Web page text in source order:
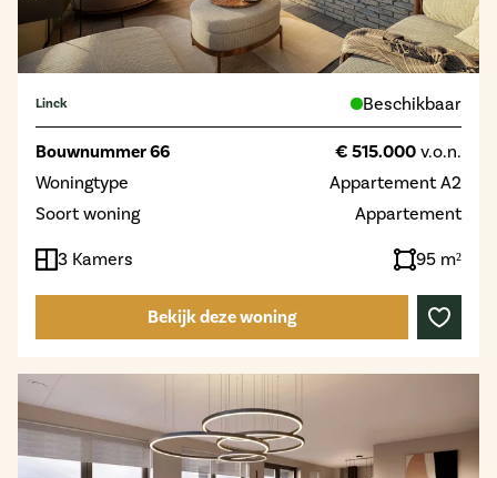
Linck Beschikbaar
Bouwnummer 66 € 515.000 v.o.n.
Woningtype
Appartement A2
Soort woning
Appartement
3 Kamers 95 m²
Bekijk deze woning